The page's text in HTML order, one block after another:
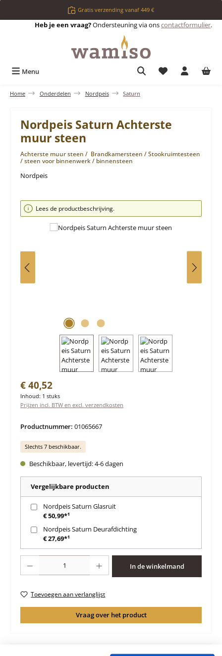
Ga naar de hoofdinhoudGratis verzending vanaf 449 €
Heb je een vraag?Ondersteuning via onscontactformulier.
Menu Je hebt 0 items
Home Onderdelen Nordpeis Saturn
Nordpeis Saturn Achterste
muur steen
Achterste muur steen / Brandkamersteen / Stookruimtesteen
/ steen voor binnenwerk / binnensteen
Nordpeis
Afbeeldingengalerij overslaan
Lees de productbeschrijving.
Normale prijs:
€ 40,52
Inhoud: 1 stuks
Prijzen incl. BTW en excl. verzendkosten
Productnummer: 01065667
Slechts 7 beschikbaar.
Beschikbaar, levertijd: 4-6 dagen
Vergelijkbare producten
Nordpeis Saturn Glasruit
€ 50,99*¹
Nordpeis Saturn Deurafdichting
€ 27,69*¹
In de winkelmand
Toevoegen aan verlanglijst
Vraag over het product